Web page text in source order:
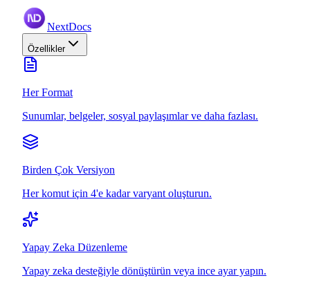
NextDocs
Özellikler
Her Format
Sunumlar, belgeler, sosyal paylaşımlar ve daha fazlası.
Birden Çok Versiyon
Her komut için 4'e kadar varyant oluşturun.
Yapay Zeka Düzenleme
Yapay zeka desteğiyle dönüştürün veya ince ayar yapın.